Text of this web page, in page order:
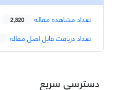
تعداد مشاهده مقاله 2,320
تعداد دریافت فایل اصل مقاله
دسترسی سریع